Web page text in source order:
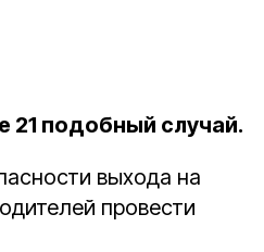
21 подобный случай.
выхода на
провести